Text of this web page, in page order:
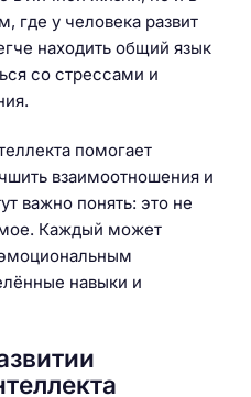
где у человека развит
находить общий язык
со стрессами и
помогает
взаимоотношения и
важно понять: это не
Каждый может
навыки и